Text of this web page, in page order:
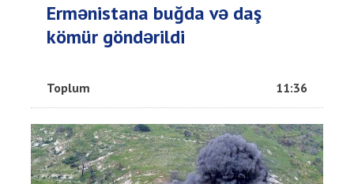
Ermənistana buğda və daş
kömür göndərildi
Toplum 11:36